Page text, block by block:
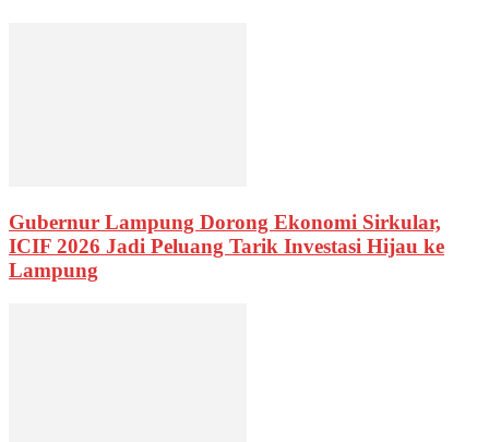
Gubernur Lampung Dorong Ekonomi Sirkular,
ICIF 2026 Jadi Peluang Tarik Investasi Hijau ke
Lampung